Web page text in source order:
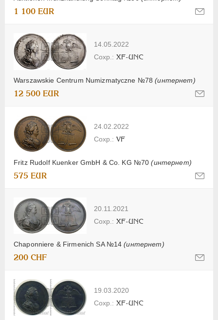
1 100 EUR
14.05.2022
Warszawskie Centrum Numizmatyczne №78(интернет)
XF-UNC
12 500 EUR
24.02.2022
Fritz Rudolf Kuenker GmbH & Co. KG №70(интернет)
VF
575 EUR
20.11.2021
Chaponniere & Firmenich SA №14(интернет)
XF-UNC
200 CHF
19.03.2020
XF-UNC